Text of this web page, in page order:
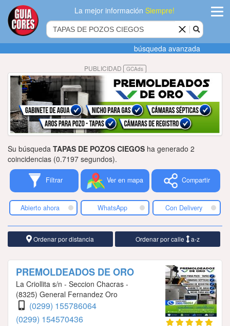
La mejor informaciónSiempre!
Agregar
empresa
Actualizar
datos
Publicidad
Tiendacores
Contactenos
búsqueda avanzada
PUBLICIDAD GCAds
Su búsqueda TAPAS DE POZOS CIEGOS ha generado 2
coincidencias (0.7197 segundos).
Filtrar Ver en mapa Compartir
Abierto ahora WhatsApp Con Delivery
Ordenar por distancia Ordenar por calle a-z
PREMOLDEADOS DE ORO
La Criollita s/n - Seccion Chacras -
(8325) General Fernandez Oro
(0299) 155786064
(0299) 154570436